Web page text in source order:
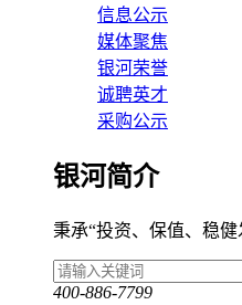
信息公示
媒体聚焦
银河荣誉
诚聘英才
采购公示
银河简介
秉承“投资、保值、稳
400-886-7799